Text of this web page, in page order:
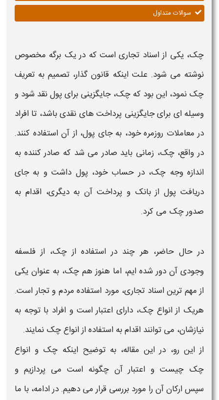
سوالات متداول
چک، یکی از اسناد تجاری است که در یک برگه مخصوص
نوشته می شود. علت اینکه قانون گذار، تصمیم به تعریف
چک نمود، این بود کهچک،جایگزینی برای پول نقد شود و
وسیله ای برای جایگزینی پرداخت های نقدی باشد، تا افراد
در معاملات روزمره خود، به جای پول، از آن استفاده کنند.
در واقع،چک، زمانی باید صادر می شد که صادر کننده به
اندازه وجه چک،در حساب خود، پول داشت و به جای
دریافت پول از بانک و پرداخت آن به دیگری، اقدام به
صدور چک می کرد.
در حال حاضر، هر چند در استفاده ازچک، از فلسفه
وجودی آن دور شده ایم، اما هنوز هم چک، به عنوان یکی
از مهم ترین اسناد تجاری، مورد استفاده مردم و تجار است.
هریک ازانواع چک، دارای اعتباراست و افراد با توجه به
نیازشان، می توانند اقدام به استفاده ازانواع چک نمایند.
از این رو، در این مقاله، به توضیح اینکه چک و انواع
چک چیست و اعتبار آن چگونه است می پردازیم و
سپسارکانآن را مورد بررسی قرار می دهیم. در ادامه، با ما